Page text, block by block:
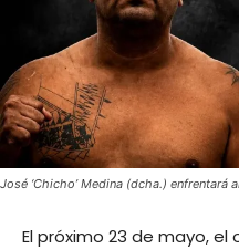
José ‘Chicho’ Medina (dcha.) enfrentará
El próximo 23 de mayo, el